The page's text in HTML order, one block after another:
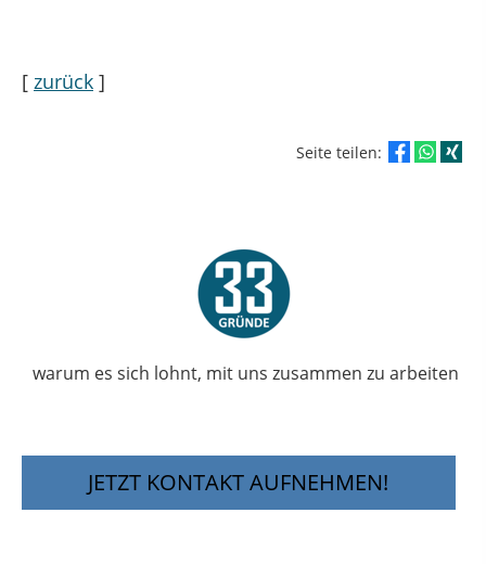
[ zurück ]
Seite teilen:
warum es sich lohnt, mit uns zusammen zu arbeiten
JETZT KONTAKT AUFNEHMEN!